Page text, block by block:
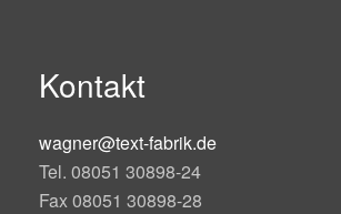
Kontakt
wagner@text-fabrik.de
Tel. 08051 30898-24
Fax 08051 30898-28